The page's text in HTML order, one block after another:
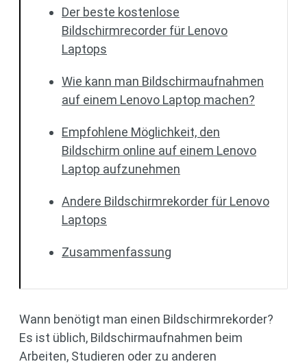
Der beste kostenlose
Bildschirmrecorder für Lenovo
Laptops
Wie kann man Bildschirmaufnahmen
auf einem Lenovo Laptop machen?
Empfohlene Möglichkeit, den
Bildschirm online auf einem Lenovo
Laptop aufzunehmen
Andere Bildschirmrekorder für Lenovo
Laptops
Zusammenfassung
Wann benötigt man einen Bildschirmrekorder?
Es ist üblich, Bildschirmaufnahmen beim
Arbeiten, Studieren oder zu anderen